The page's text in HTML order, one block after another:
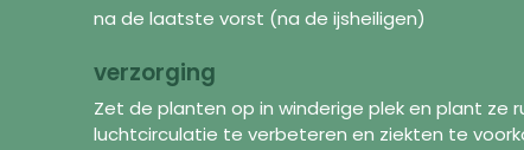
na de laatste vorst (na de ijsheiligen)
verzorging
Zet de planten op in winderige plek en plant ze
luchtcirculatie te verbeteren en ziekten te